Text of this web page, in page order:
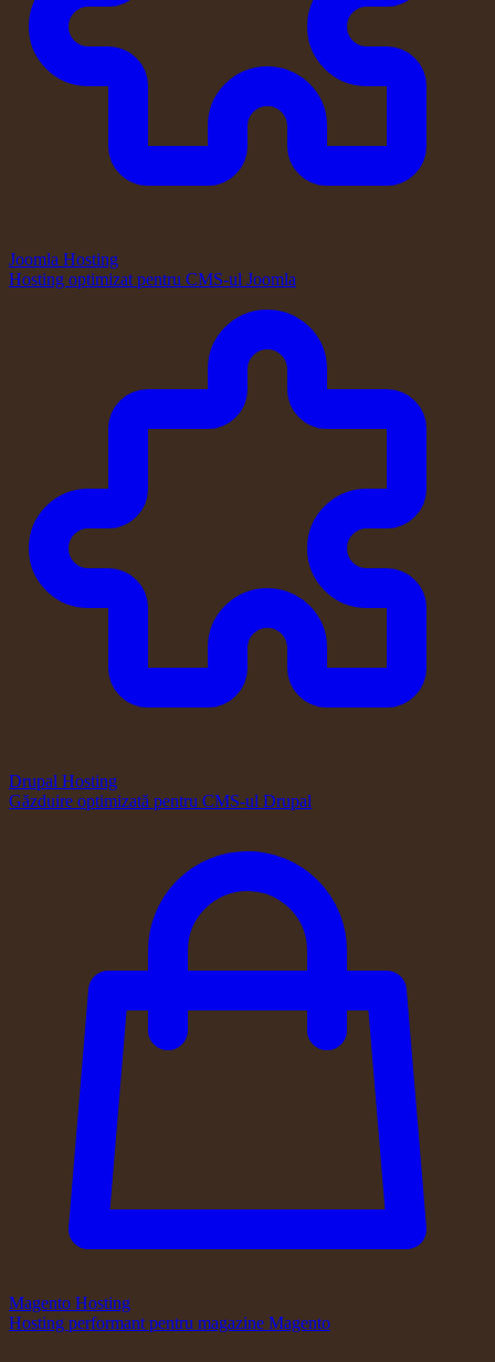
Joomla Hosting
Hosting optimizat pentru CMS-ul Joomla
Drupal Hosting
Găzduire optimizată pentru CMS-ul Drupal
Magento Hosting
Hosting performant pentru magazine Magento